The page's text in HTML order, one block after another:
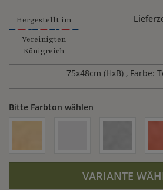
Hergestellt im
Vereinigten
Königreich
75x48cm (HxB) , Farbe:
Bitte Farbton wählen
VARIANTE